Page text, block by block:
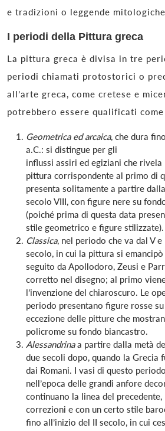
e tradizioni o leggende mitologiche
I periodi della Pittura greca
La pittura greca è divisa in tre
periodi chiamati protostorici o
all’arte greca, come cretese e
potrebbero essere qualificati
Geometrica ed arcaica, che dura
a.C.: si distingue per gli
influssi assiri ed egiziani che rivela
pittura corrispondente al primo di
presenta solitamente a partire
secolo VIII, con figure nere su
(poiché prima di questa data
stile geometrico e figure stilizzate).
Classica, nel periodo che va dal V
secolo, in cui la pittura si emancipò
seguito da Apollodoro, Zeusi e
corretto nel disegno; al primo
l’invenzione del chiaroscuro. Le
periodo presentano figure rosse
eccezione delle pitture che
policrome su fondo biancastro.
Alessandrinaa partire dalla metà
due secoli dopo, quando la Grecia
dai Romani. I vasi di questo
nell’epoca delle grandi anfore
continuano la linea del precedente,
correzioni e con un certo stile
fino all’inizio del II secolo, in cui